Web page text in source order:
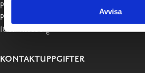
Avvisa
Postadress:
PB 58
10611 Raseborg
KONTAKTUPPGIFTER